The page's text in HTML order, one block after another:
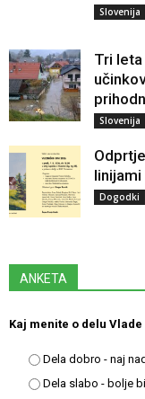
Slovenija
Tri leta
Slovenija
linijami
Dogodki
ANKETA
Kaj menite o delu Vlade
Dela dobro - naj
Dela slabo - bolje